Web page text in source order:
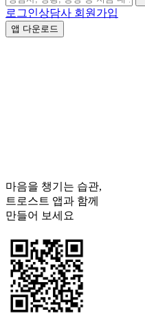
로그인상담사 회원가입
앱 다운로드
마음을 챙기는 습관,
트로스트 앱과 함께
만들어 보세요